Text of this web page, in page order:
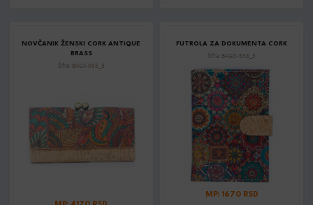
NOVČANIK ŽENSKI CORK ANTIQUE
BRASS
Šifra: BAGF-065_3
FUTROLA ZA DOKUMENTA CORK
Šifra: BAGD-538_3
MP: 1670 RSD